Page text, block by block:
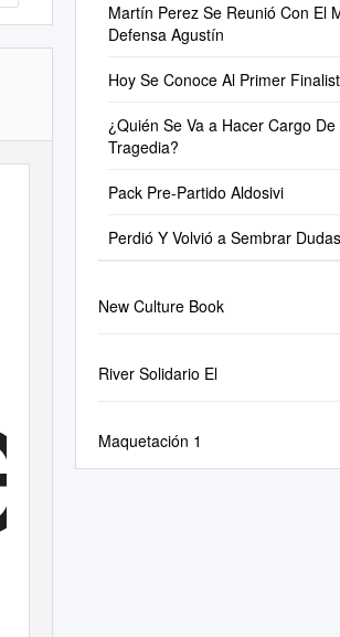
Martín Perez Se Reunió Con El
Defensa Agustín
Hoy Se Conoce Al Primer
¿Quién Se Va a Hacer Cargo De
Tragedia?
Pack Pre-Partido Aldosivi
Perdió Y Volvió a Sembrar Dudas
New Culture Book
River Solidario El
Maquetación 1